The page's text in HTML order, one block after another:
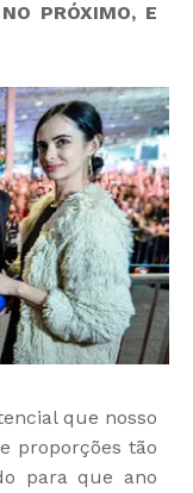
PRÓXIMO, E
que nosso
proporções tão
para que ano